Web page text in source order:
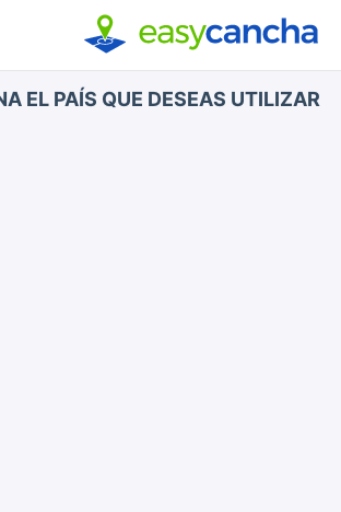
EL PAÍS QUE DESEAS UTILIZAR